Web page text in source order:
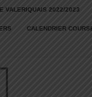
VALERIQUAIS 2022/2023
CALENDRIER